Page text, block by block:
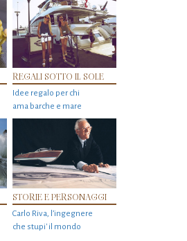
REGALI SOTTO IL SOLE
Idee regalo per chi
ama barche e mare
STORIE E PERSONAGGI
Carlo Riva, l’ingegnere
che stupi' il mondo